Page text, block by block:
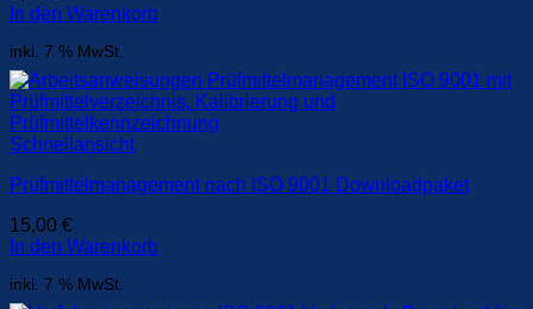
In den Warenkorb
inkl. 7 % MwSt.
Schnellansicht
Prüfmittelmanagement nach ISO 9001 Downloadpaket
15,00 €
In den Warenkorb
inkl. 7 % MwSt.